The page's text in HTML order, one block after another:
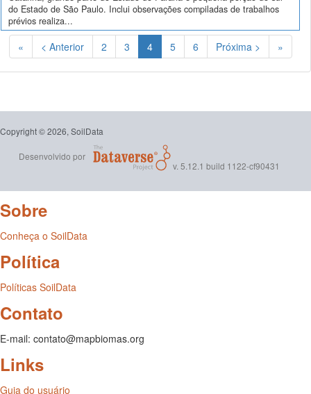
do Estado de São Paulo. Inclui observações compiladas de trabalhos
prévios realiza...
« < Anterior 2 3 4(Atual)
5 6 Próxima > »
Copyright © 2026, SoilData
Desenvolvido por
v. 5.12.1 build 1122-cf90431
Sobre
Conheça o SoilData
Política
Políticas SoilData
Contato
E-mail: contato@mapbiomas.org
Links
Guia do usuário